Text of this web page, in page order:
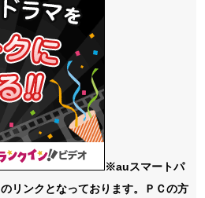
※auスマートパ
のリンクとなっております。ＰＣの方